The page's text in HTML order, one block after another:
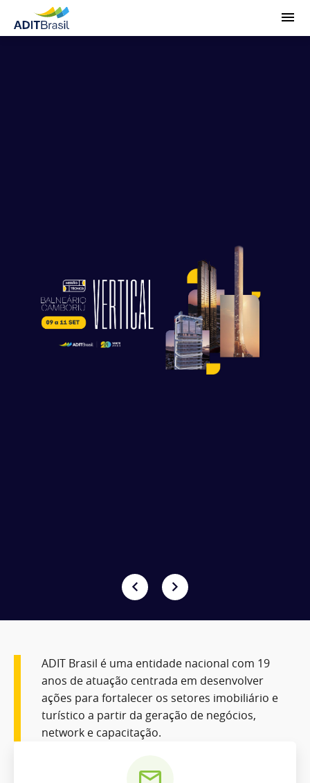
ADIT Brasil é uma entidade nacional com 19
anos de atuação centrada em desenvolver
ações para fortalecer os setores imobiliário e
turístico a partir da geração de negócios,
network e capacitação.